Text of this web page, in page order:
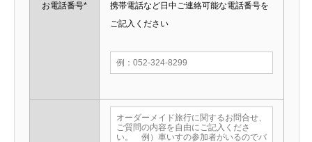
お電話番号*
携帯電話など日中ご連絡可能な電話番号を
ご記入ください